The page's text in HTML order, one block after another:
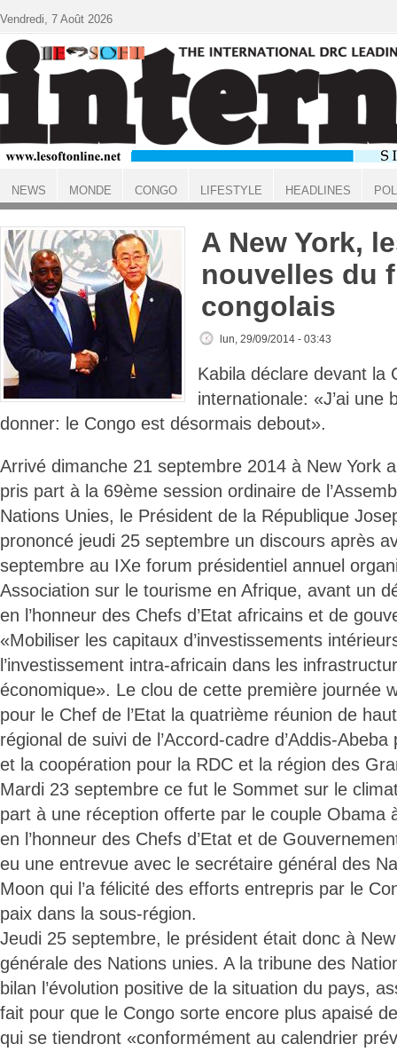
ACCUEIL
A New York,
nouvelles du
congolais
lun, 29/09/2014 - 03:43
Kabila déclare devant la
internationale: «J’ai une
donner: le Congo est désormais debout».
Arrivé dimanche 21 septembre 2014 à New York
pris part à la 69ème session ordinaire de
Nations Unies, le Président de la République
prononcé jeudi 25 septembre un discours après
septembre au IXe forum présidentiel annuel
Association sur le tourisme en Afrique, avant un
en l’honneur des Chefs d’Etat africains et de
«Mobiliser les capitaux d’investissements
l’investissement intra-africain dans les
économique». Le clou de cette première journée
pour le Chef de l’Etat la quatrième réunion de
régional de suivi de l’Accord-cadre d’Addis-
et la coopération pour la RDC et la région des
Mardi 23 septembre ce fut le Sommet sur le
part à une réception offerte par le couple Obama
en l’honneur des Chefs d’Etat et de
eu une entrevue avec le secrétaire général des
Moon qui l’a félicité des efforts entrepris par le
paix dans la sous-région.
Jeudi 25 septembre, le président était donc à New
générale des Nations unies. A la tribune des
bilan l’évolution positive de la situation du pays,
fait pour que le Congo sorte encore plus apaisé
qui se tiendront «conformément au calendrier
Vendredi, 7 Août 2026
NEWS MONDE CONGO LIFESTYLE HEADLINES